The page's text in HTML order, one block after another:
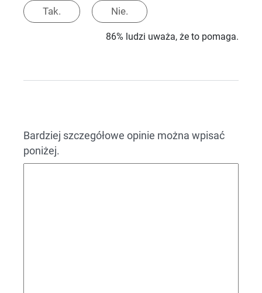
Tak. Nie.
86% ludzi uważa, że to pomaga.
Bardziej szczegółowe opinie można wpisać
poniżej.